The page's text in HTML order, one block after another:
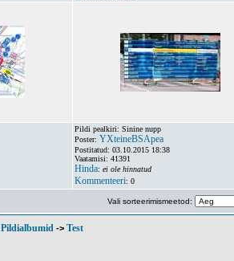
Pildi pealkiri: Sinine nupp
Poster: YXteineBSApea
Postitatud: 03.10.2015 18:38
Vaatamisi: 41391
Hinda: ei ole hinnatud
Kommenteeri: 0
Vali sorteerimismeetod:
Pildialbumid -> Test